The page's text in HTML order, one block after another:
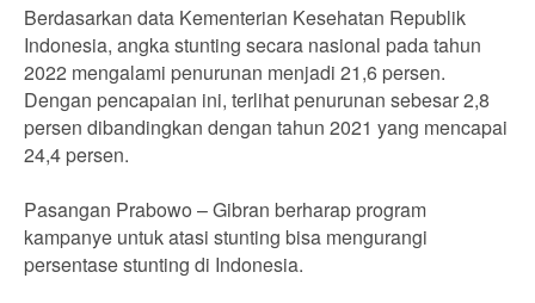
Berdasarkan data Kementerian Kesehatan Republik
Indonesia, angka stunting secara nasional pada tahun
2022 mengalami penurunan menjadi 21,6 persen.
Dengan pencapaian ini, terlihat penurunan sebesar 2,8
persen dibandingkan dengan tahun 2021 yang mencapai
24,4 persen.
Pasangan Prabowo – Gibran berharap program
kampanye untuk atasi stunting bisa mengurangi
persentase stunting di Indonesia.